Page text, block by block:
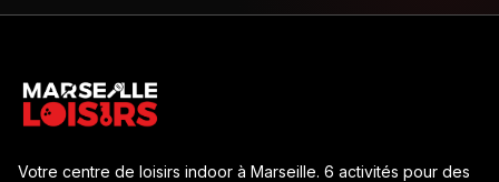
Votre centre de loisirs indoor à Marseille. 6 activités pour des